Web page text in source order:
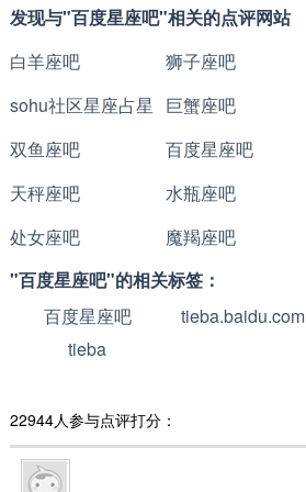
发现与"百度星座吧"相关的点评网站
白羊座吧
狮子座吧
sohu社区星座占星
巨蟹座吧
双鱼座吧
百度星座吧
天秤座吧
水瓶座吧
处女座吧
魔羯座吧
"百度星座吧"的相关标签：
百度星座吧
tieba.baidu.com
tieba
22944人参与点评打分：